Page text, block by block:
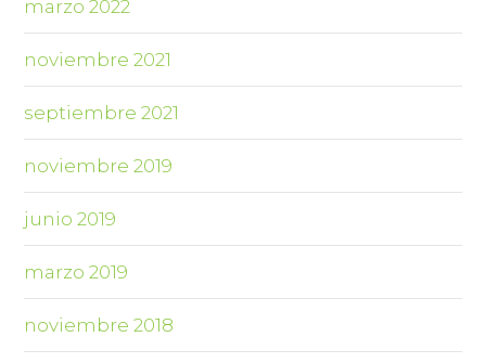
marzo 2022
noviembre 2021
septiembre 2021
noviembre 2019
junio 2019
marzo 2019
noviembre 2018